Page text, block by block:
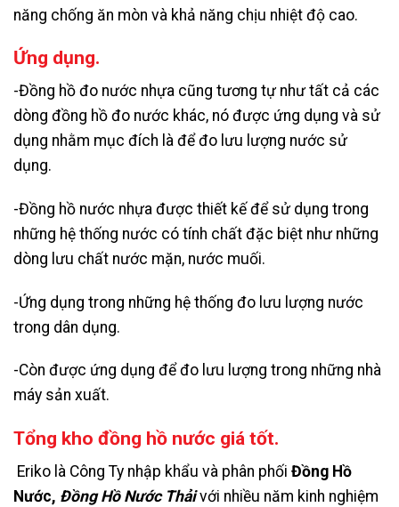
năng chống ăn mòn và khả năng chịu nhiệt độ cao.
Ứng dụng.
-Đồng hồ đo nước nhựa cũng tương tự như tất cả các
dòng đồng hồ đo nước khác, nó được ứng dụng và sử
dụng nhằm mục đích là để đo lưu lượng nước sử
dụng.
-Đồng hồ nước nhựa được thiết kế để sử dụng trong
những hệ thống nước có tính chất đặc biệt như những
dòng lưu chất nước mặn, nước muối.
-Ứng dụng trong những hệ thống đo lưu lượng nước
trong dân dụng.
-Còn được ứng dụng để đo lưu lượng trong những nhà
máy sản xuất.
Tổng kho đồng hồ nước giá tốt.
Eriko là Công Ty nhập khẩu và phân phối Đồng Hồ
Nước, Đồng Hồ Nước Thảivới nhiều năm kinh nghiệm